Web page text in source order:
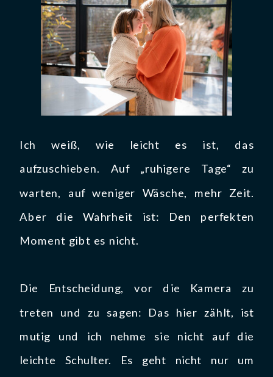
Ich weiß, wie leicht es ist, das
aufzuschieben. Auf „ruhigere Tage“ zu
warten, auf weniger Wäsche, mehr Zeit.
Aber die Wahrheit ist: Den perfekten
Moment gibt es nicht.
Die Entscheidung, vor die Kamera zu
treten und zu sagen: Das hier zählt, ist
mutig und ich nehme sie nicht auf die
leichte Schulter. Es geht nicht nur um